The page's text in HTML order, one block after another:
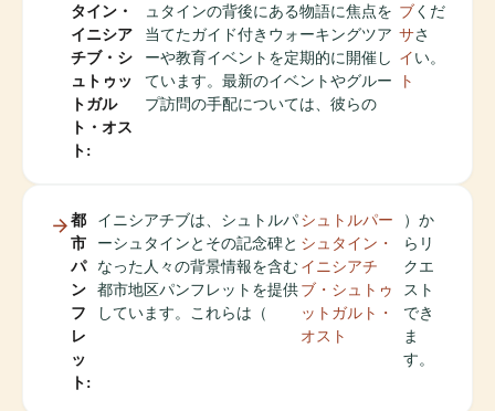
タイン・
イニシア
チブ・シ
ュトゥッ
トガル
ト・オス
ト:
ュタインの背後にある物語に焦点を
当てたガイド付きウォーキングツア
ーや教育イベントを定期的に開催し
ています。最新のイベントやグルー
プ訪問の手配については、彼らの
ブ
サ
イ
ト
くだ
さ
い。
都
市
パ
ン
フ
レ
ッ
ト:
イニシアチブは、シュトルパ
ーシュタインとその記念碑と
なった人々の背景情報を含む
都市地区パンフレットを提供
しています。これらは（
シュトルパー
シュタイン・
イニシアチ
ブ・シュトゥ
ットガルト・
オスト
）か
らリ
クエ
スト
でき
ま
す。